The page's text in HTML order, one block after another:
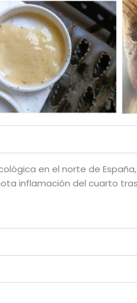
en el norte de España,
inflamación del cuarto